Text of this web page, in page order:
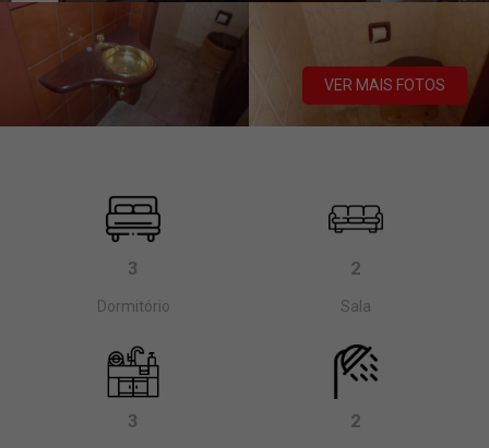
VER MAIS FOTOS
3
Dormitório
2
Sala
3 2